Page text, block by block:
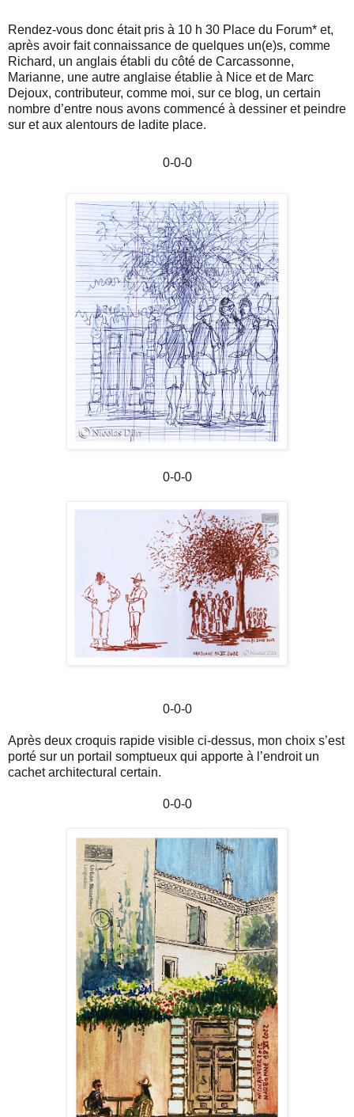
Rendez-vous donc était pris à 10 h 30 Place du Forum* et,
après avoir fait connaissance de quelques un(e)s, comme
Richard, un anglais établi du côté de Carcassonne,
Marianne, une autre anglaise établie à Nice et de Marc
Dejoux, contributeur, comme moi, sur ce blog, un certain
nombre d’entre nous avons commencé à dessiner et peindre
sur et aux alentours de ladite place.
0-0-0
0-0-0
0-0-0
Après deux croquis rapide visible ci-dessus, mon choix s’est
porté sur un portail somptueux qui apporte à l’endroit un
cachet architectural certain.
0-0-0